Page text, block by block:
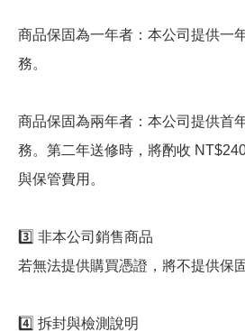
商品保固為一年者：本公司提供一
務。
商品保固為兩年者：本公司提供首
務。第二年送修時，將酌收
與保管費用。
3️⃣ 非本公司銷售商品
若無法提供購買憑證，將不提供保
4️⃣ 拆封與檢測說明